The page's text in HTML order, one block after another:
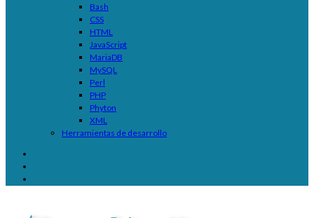
Bash
CSS
HTML
JavaScript
MariaDB
MySQL
Perl
PHP
Phyton
XML
Herramientas de desarrollo